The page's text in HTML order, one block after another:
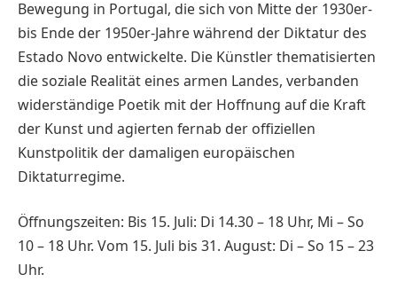
Bewegung in Portugal, die sich von Mitte der 1930er-
bis Ende der 1950er-Jahre während der Diktatur des
Estado Novo entwickelte. Die Künstler thematisierten
die soziale Realität eines armen Landes, verbanden
widerständige Poetik mit der Hoffnung auf die Kraft
der Kunst und agierten fernab der offiziellen
Kunstpolitik der damaligen europäischen
Diktaturregime.
Öffnungszeiten: Bis 15. Juli: Di 14.30 – 18 Uhr, Mi – So
10 – 18 Uhr. Vom 15. Juli bis 31. August: Di – So 15 – 23
Uhr.